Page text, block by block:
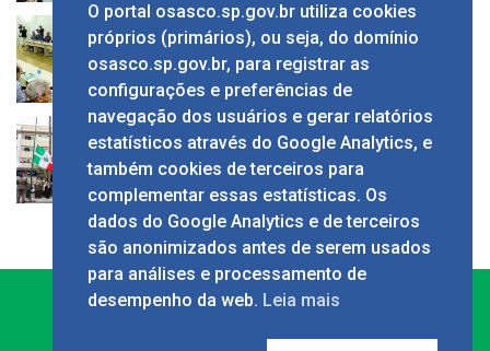
Grupo apresenta ao prefeito sugestão de alíquota
única de ISS
24 de novembro de 2019
Solenidade em comemoração ao Dia da Bandeira
no Calçadão
24 de novembro de 2019
O portal osasco.sp.gov.br utiliza cookies
próprios (primários), ou seja, do domínio
osasco.sp.gov.br, para registrar as
configurações e preferências de
navegação dos usuários e gerar relatórios
estatísticos através do Google Analytics, e
também cookies de terceiros para
complementar essas estatísticas. Os
dados do Google Analytics e de terceiros
são anonimizados antes de serem usados
para análises e processamento de
desempenho da web. Leia mais